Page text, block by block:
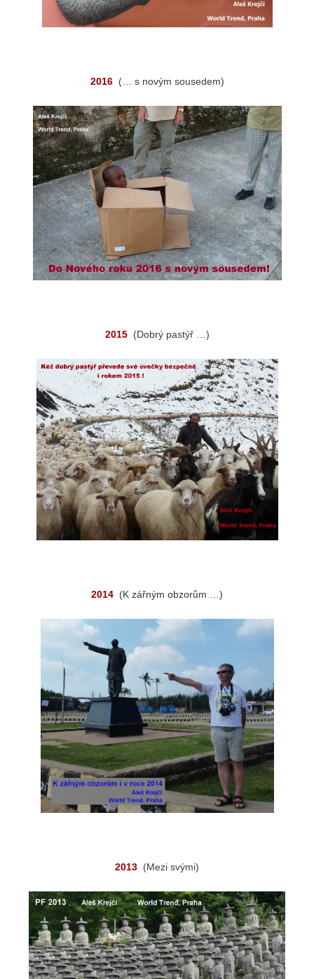
2016 (… s novým sousedem)
2015 (Dobrý pastýř …)
2014 (K zářným obzorům …)
2013 (Mezi svými)